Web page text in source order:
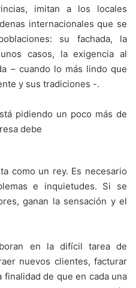
imitan a los locales
internacionales que se
su fachada, la
casos, la exigencia al
– cuando lo más lindo que
y sus tradiciones -.
pidiendo un poco más de
debe
como un rey. Es necesario
e inquietudes. Si se
ganan la sensación y el
en la difícil tarea de
nuevos clientes, facturar
de que en cada una